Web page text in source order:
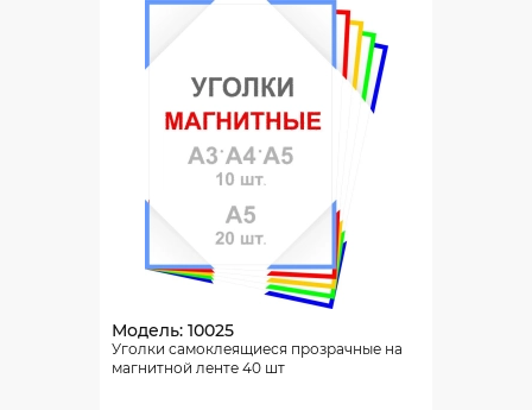
Модель: 10025
Уголки самоклеящиеся прозрачные на
магнитной ленте 40 шт